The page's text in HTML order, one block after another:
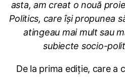
asta, am creat o nouă
Politics, care își propunea
atingeau mai mult sau
subiecte socio-
De la prima ediție, care a